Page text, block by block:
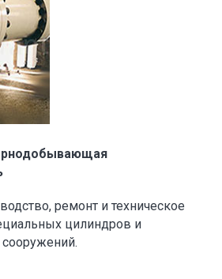
ремонт и техническое
цилиндров и
сооружений.